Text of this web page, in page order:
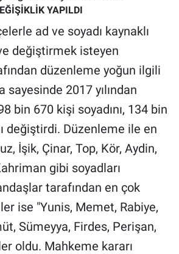
YAPILDI
ad ve soyadı kaynaklı
değiştirmek isteyen
düzenleme yoğun ilgili
sayesinde 2017 yılından
bin 670 kişi soyadını, 134 bin
değiştirdi. Düzenleme ile en
İşik, Çinar, Top, Kör, Aydin,
gibi soyadları
tarafından en çok
ise "Yunis, Memet, Rabiye,
Sümeyya, Firdes, Perişan,
oldu. Mahkeme kararı